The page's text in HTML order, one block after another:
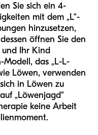
Sie sich ein 4-
mit dem „L“-
hinzusetzen,
öffnen Sie den
und Ihr Kind
das „L-L-
Löwen, verwenden
in Löwen zu
„Löwenjagd“
keine Arbeit